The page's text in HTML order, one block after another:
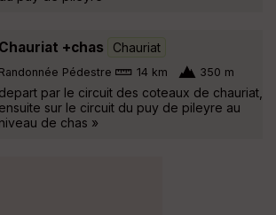
Chauriat +chas Chauriat
Randonnée Pédestre 14 km 350 m
depart par le circuit des coteaux de chauriat,
ensuite sur le circuit du puy de pileyre au
niveau de chas »